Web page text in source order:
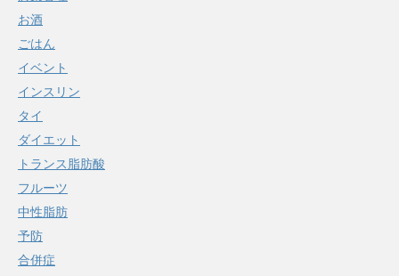
お酒
ごはん
イベント
インスリン
タイ
ダイエット
トランス脂肪酸
フルーツ
中性脂肪
予防
合併症